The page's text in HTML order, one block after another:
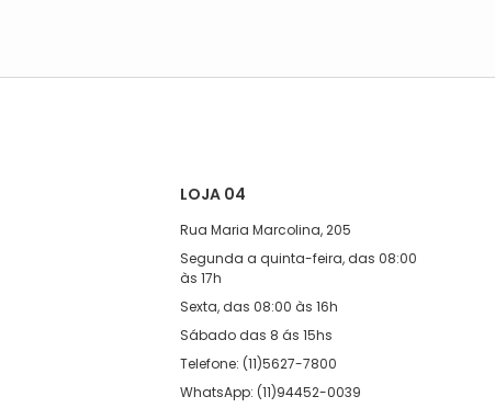
LOJA 04
Rua Maria Marcolina, 205
Segunda a quinta-feira, das 08:00
às 17h
Sexta, das 08:00 às 16h
Sábado das 8 ás 15hs
Telefone: (11)5627-7800
WhatsApp: (11)94452-0039